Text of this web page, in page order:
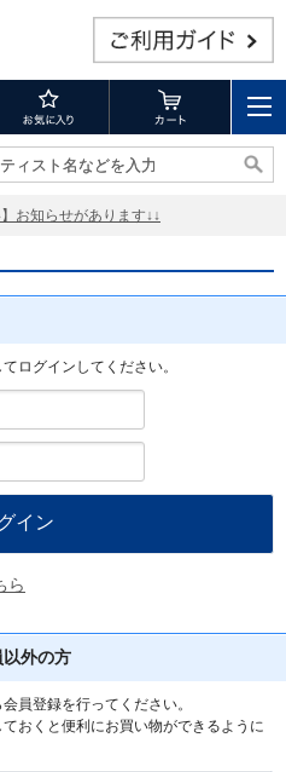
ィスト名などを入力
ィスト名などを入力
お知らせがあります↓↓
ログインしてください。
ら
外の方
員登録を行ってください。
おくと便利にお買い物ができるように